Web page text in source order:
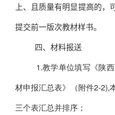
上、且质量有明显提高的
提交前一版次教材样书。
四、材料报送
1.教学单位填写《陕
材申报汇总表》（附件2-2),
三个表汇总并排序；